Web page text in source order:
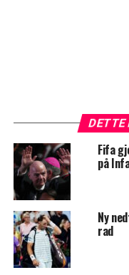
DETTE
Fifa
på
Ny
rad